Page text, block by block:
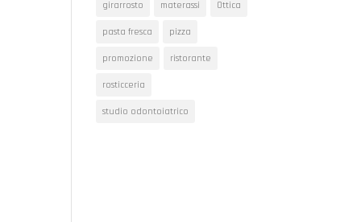
girarrosto materassi Ottica
pasta fresca pizza
promozione ristorante
rosticceria
studio odontoiatrico